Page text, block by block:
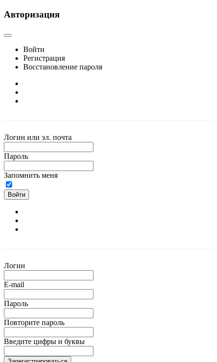
Авторизация
Войти
Регистрация
Восстановление пароля
Логин или эл. почта
Пароль
Запомнить меня
Войти
Логин
E-mail
Пароль
Повторите пароль
Введите цифры и буквы